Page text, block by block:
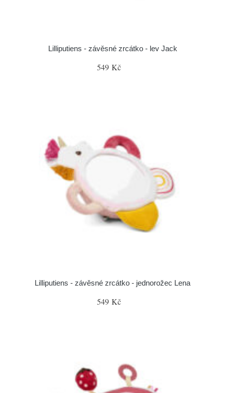
Lilliputiens - závěsné zrcátko - lev Jack
549 Kč
Lilliputiens - závěsné zrcátko - jednorožec Lena
549 Kč